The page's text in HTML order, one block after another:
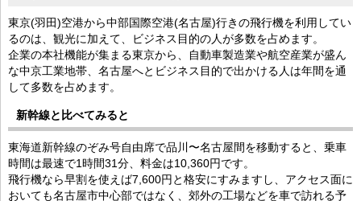
東京(羽田)空港から中部国際空港(名古屋)行きの飛行機を利用してい
るのは、観光に加えて、ビジネス目的の人が多数を占めます。
企業の本社機能が集まる東京から、自動車製造業や航空産業が盛ん
な中京工業地帯、名古屋へとビジネス目的で出かける人は年間を通
して多数を占めます。
新幹線と比べてみると
東海道新幹線のぞみ号自由席で品川〜名古屋間を移動すると、乗車
時間は最速で1時間31分、料金は10,360円です。
飛行機なら早割を使えば7,600円と格安にすみますし、アクセス面に
おいても名古屋市中心部ではなく、郊外の工場などを車で訪れる予